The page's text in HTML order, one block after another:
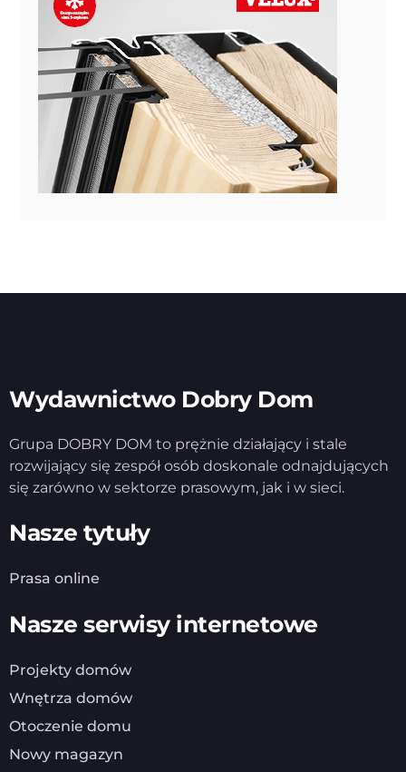
Wydawnictwo Dobry Dom
Grupa DOBRY DOM to prężnie działający i stale
rozwijający się zespół osób doskonale odnajdujących
się zarówno w sektorze prasowym, jak i w sieci.
Nasze tytuły
Prasa online
Nasze serwisy internetowe
Projekty domów
Wnętrza domów
Otoczenie domu
Nowy magazyn